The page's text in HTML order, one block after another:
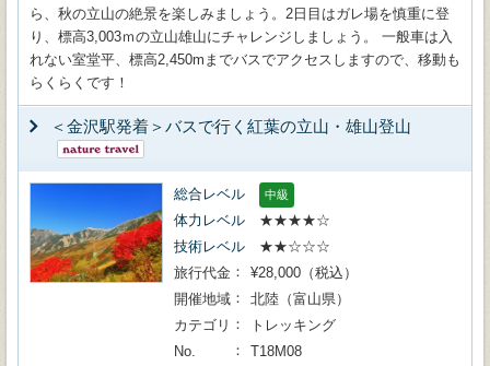
ら、秋の立山の絶景を楽しみましょう。2日目はガレ場を慎重に登
り、標高3,003ｍの立山雄山にチャレンジしましょう。 一般車は入
れない室堂平、標高2,450mまでバスでアクセスしますので、移動も
らくらくです！
＜金沢駅発着＞バスで行く紅葉の立山・雄山登山
総合レベル 中級
体力レベル
★★★★☆
技術レベル
★★☆☆☆
旅行代金
¥28,000（税込）
開催地域
北陸（富山県）
カテゴリ
トレッキング
No.
T18M08